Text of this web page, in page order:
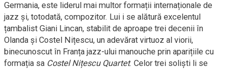
Germania, este liderul mai multor formații internaționale de
jazz și, totodată, compozitor. Lui i se alătură excelentul
țambalist Giani Lincan, stabilit de aproape trei decenii în
Olanda și Costel Nițescu, un adevărat virtuoz al viorii,
binecunoscut în Franța jazz-ului manouche prin aparițiile cu
formația sa Costel Nițescu Quartet. Celor trei soliști li se